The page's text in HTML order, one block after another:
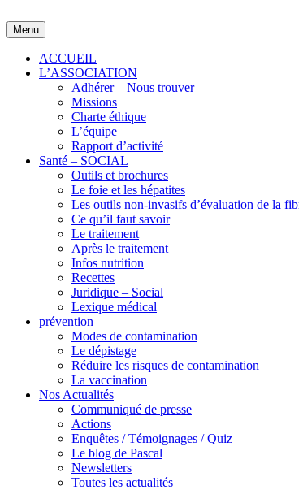
to
content
Menu
ACCUEIL
L’ASSOCIATION
Adhérer – Nous trouver
Missions
Charte éthique
L’équipe
Rapport d’activité
Santé – SOCIAL
Outils et brochures
Le foie et les hépatites
Les outils non-invasifs d’évaluation de la
Ce qu’il faut savoir
Le traitement
Après le traitement
Infos nutrition
Recettes
Juridique – Social
Lexique médical
prévention
Modes de contamination
Le dépistage
Réduire les risques de contamination
La vaccination
Nos Actualités
Communiqué de presse
Actions
Enquêtes / Témoignages / Quiz
Le blog de Pascal
Newsletters
Toutes les actualités